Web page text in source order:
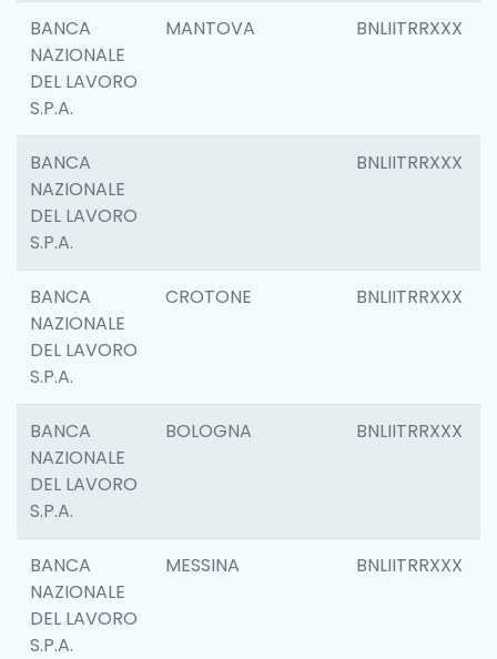
BANCA
NAZIONALE
DEL LAVORO
S.P.A.
MANTOVA BNLIITRRXXX
BANCA
NAZIONALE
DEL LAVORO
S.P.A.
BNLIITRRXXX
BANCA
NAZIONALE
DEL LAVORO
S.P.A.
CROTONE BNLIITRRXXX
BANCA
NAZIONALE
DEL LAVORO
S.P.A.
BOLOGNA BNLIITRRXXX
BANCA
NAZIONALE
DEL LAVORO
S.P.A.
MESSINA BNLIITRRXXX